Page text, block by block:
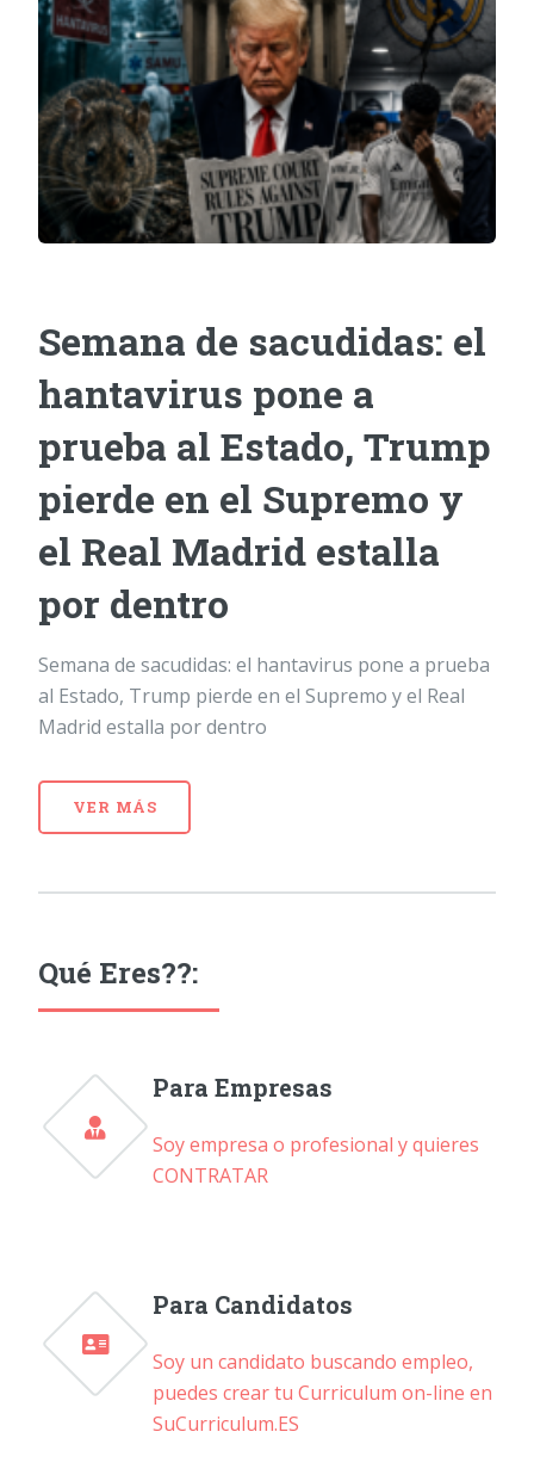
Semana de sacudidas: el
hantavirus pone a
prueba al Estado, Trump
pierde en el Supremo y
el Real Madrid estalla
por dentro
Semana de sacudidas: el hantavirus pone a prueba
al Estado, Trump pierde en el Supremo y el Real
Madrid estalla por dentro
VER MÁS
Qué Eres??:
Para Empresas
Soy empresa o profesional y quieres
CONTRATAR
Para Candidatos
Soy un candidato buscando empleo,
puedes crear tu Curriculum on-line en
SuCurriculum.ES